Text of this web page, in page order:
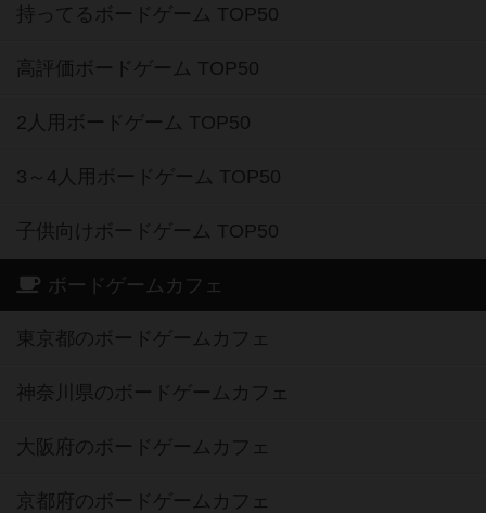
持ってるボードゲーム TOP50
高評価ボードゲーム TOP50
2人用ボードゲーム TOP50
3～4人用ボードゲーム TOP50
子供向けボードゲーム TOP50
ボードゲームカフェ
東京都のボードゲームカフェ
神奈川県のボードゲームカフェ
大阪府のボードゲームカフェ
京都府のボードゲームカフェ